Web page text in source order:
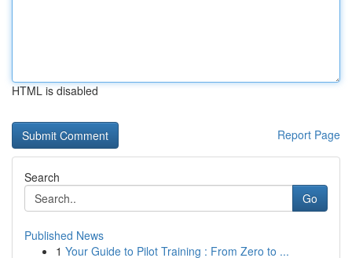
HTML is disabled
Report Page
Search
Go
Published News
1 Your Guide to Pilot Training : From Zero to ...